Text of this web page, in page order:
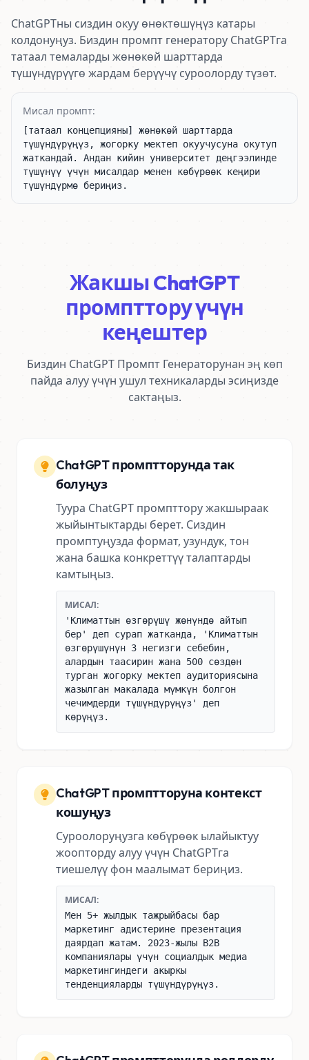
ChatGPTны сиздин окуу өнөктөшүңүз катары
колдонуңуз. Биздин промпт генератору ChatGPTга
татаал темаларды жөнөкөй шарттарда
түшүндүрүүгө жардам берүүчү суроолорду түзөт.
Мисал промпт:
[татаал концепцияны] жөнөкөй шарттарда
түшүндүрүңүз, жогорку мектеп окуучусуна окутуп
жаткандай. Андан кийин университет деңгээлинде
түшүнүү үчүн мисалдар менен көбүрөөк кеңири
түшүндүрмө бериңиз.
Жакшы ChatGPT
промпттору үчүн
кеңештер
Биздин ChatGPT Промпт Генераторунан эң көп
пайда алуу үчүн ушул техникаларды эсиңизде
сактаңыз.
ChatGPT промптторунда так
болуңуз
Туура ChatGPT промпттору жакшыраак
жыйынтыктарды берет. Сиздин
промптуңузда формат, узундук, тон
жана башка конкреттүү талаптарды
камтыңыз.
МИСАЛ:
'Климаттын өзгөрүшү жөнүндө айтып
бер' деп сурап жатканда, 'Климаттын
өзгөрүшүнүн 3 негизги себебин,
алардын таасирин жана 500 сөздөн
турган жогорку мектеп аудиториясына
жазылган макалада мүмкүн болгон
чечимдерди түшүндүрүңүз' деп
көрүңүз.
ChatGPT промптторуна контекст
кошуңуз
Суроолоруңузга көбүрөөк ылайыктуу
жоопторду алуу үчүн ChatGPTга
тиешелүү фон маалымат бериңиз.
МИСАЛ:
Мен 5+ жылдык тажрыйбасы бар
маркетинг адистерине презентация
даярдап жатам. 2023-жылы B2B
компаниялары үчүн социалдык медиа
маркетингиндеги акыркы
тенденцияларды түшүндүрүңүз.